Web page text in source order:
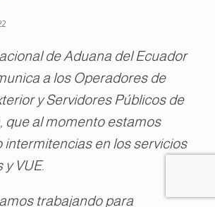
de Aduana del Ecuador
a los Operadores de
y Servidores Públicos de
que al momento estamos
intermitencias en los servicios
y VUE.
trabajando para